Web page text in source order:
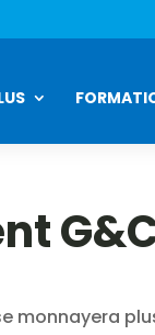
monnayera